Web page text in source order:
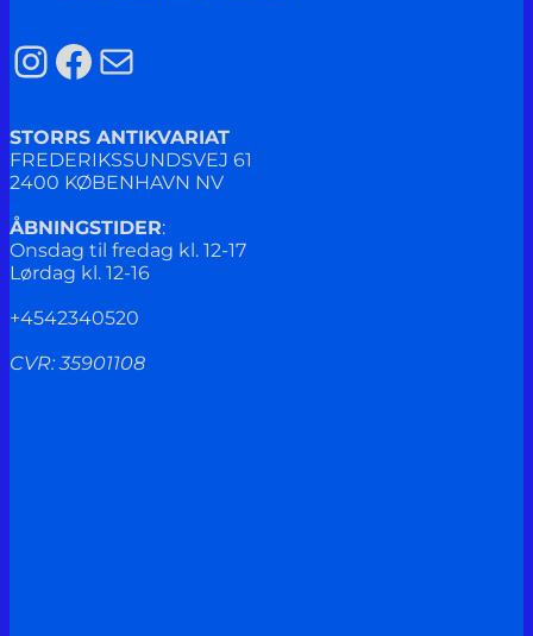
Instagram
Facebook
Mail
STORRS ANTIKVARIAT
FREDERIKSSUNDSVEJ 61
2400 KØBENHAVN NV
ÅBNINGSTIDER:
Onsdag til fredag kl. 12-17
Lørdag kl. 12-16
+4542340520
CVR: 35901108